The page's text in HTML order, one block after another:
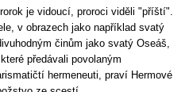
je vidoucí, proroci viděli "příští".
v obrazech jako například svatý
činům jako svatý Oseáš,
předávali povolaným
hermeneuti, praví Hermové